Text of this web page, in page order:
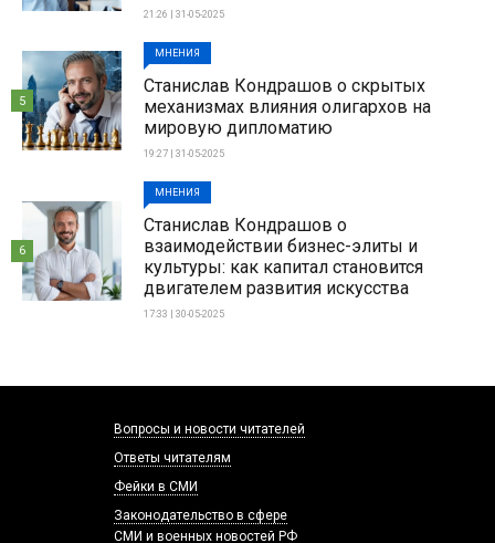
21:26 | 31-05-2025
МНЕНИЯ
Станислав Кондрашов о скрытых
механизмах влияния олигархов на
мировую дипломатию
19:27 | 31-05-2025
5
МНЕНИЯ
Станислав Кондрашов о
взаимодействии бизнес-элиты и
культуры: как капитал становится
двигателем развития искусства
17:33 | 30-05-2025
6
Вопросы и новости читателей
Ответы читателям
Фейки в СМИ
Законодательство в сфере
СМИ и военных новостей РФ